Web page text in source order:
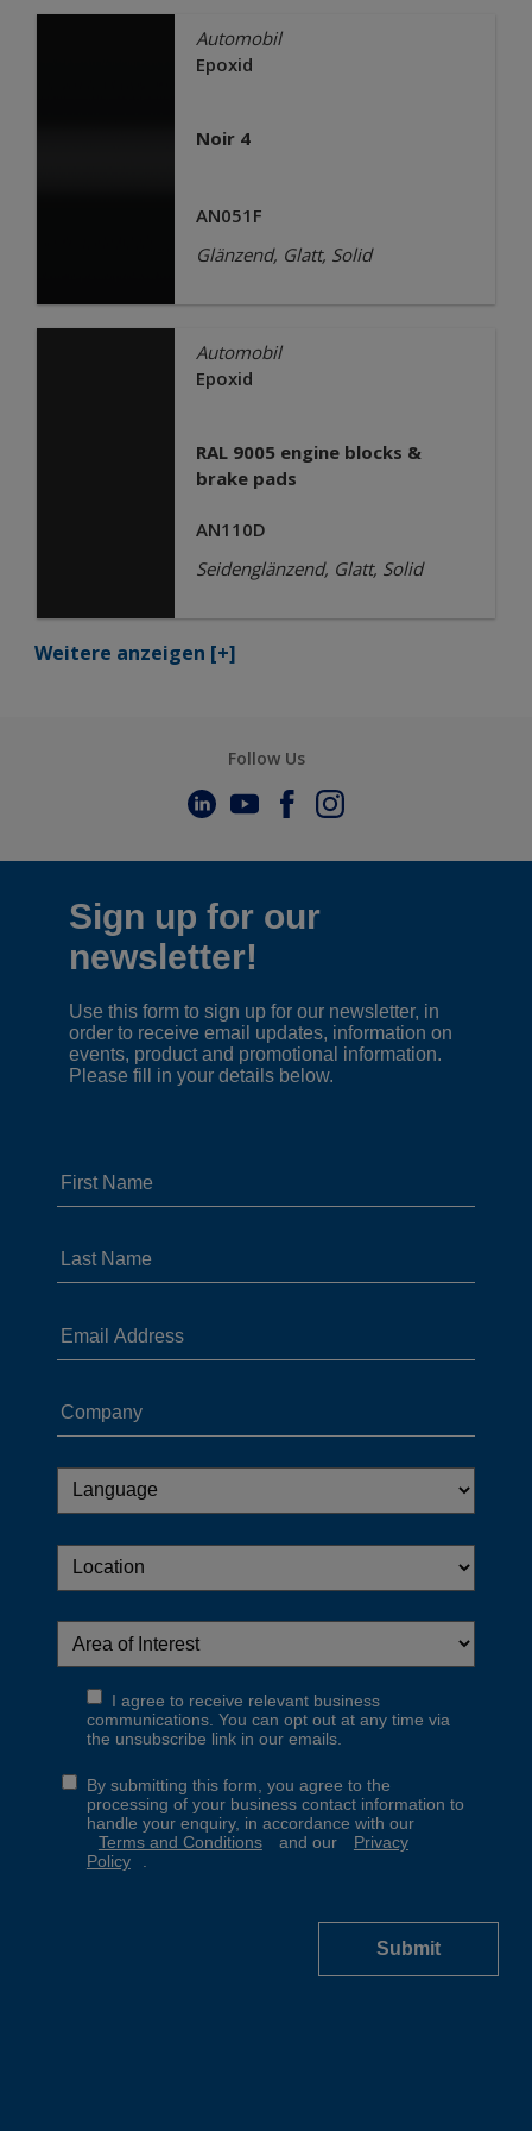
Automobil
Epoxid
Noir 4
AN051F
Glänzend, Glatt, Solid
Automobil
Epoxid
RAL 9005 engine blocks &
brake pads
AN110D
Seidenglänzend, Glatt, Solid
Weitere anzeigen [+]
Follow Us